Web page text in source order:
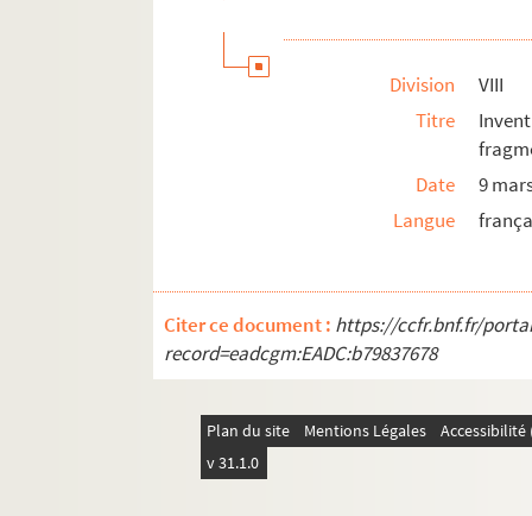
Division
VIII
Titre
Date
9
Langue
Citer ce document : https://ccfr.bnf.fr/
record=eadcgm:EADC:b79837678
Plan du site Mentions Légales
v 31.1.0